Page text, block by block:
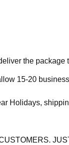
the package
15-20
Holidays,